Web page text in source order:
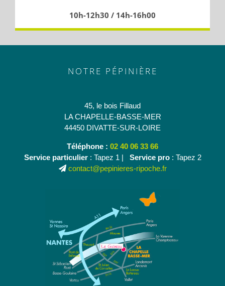
10h-12h30 / 14h-16h00
NOTRE PÉPINIÈRE
45, le bois Fillaud
LA CHAPELLE-BASSE-MER
44450 DIVATTE-SUR-LOIRE
Téléphone : 02 40 06 33 66
Service particulier: Tapez 1 | Service pro: Tapez 2
contact@pepinieres-ripoche.fr